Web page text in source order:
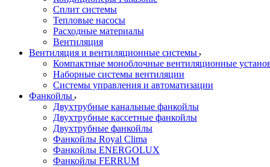
Сплит системы
Тепловые насосы
Расходные материалы
Вентиляция
Вентиляция и вентиляционные системы
Компактные моноблочные вентиляционные
Наборные системы вентиляции
Системы управления и автоматизации
Фанкойлы
Двухтрубные канальные фанкойлы
Двухтрубные кассетные фанкойлы
Двухтрубные фанкойлы
Фанкойлы Royal Clima
Фанкойлы ENERGOLUX
Фанкойлы FERRUM